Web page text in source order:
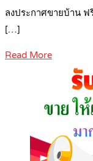
ลงประกาศขายบ้าน
[…]
Read More